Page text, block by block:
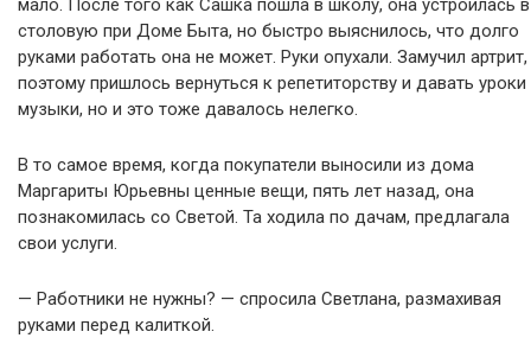
мало. После того как Сашка пошла в школу, она устроилась в
столовую при Доме Быта, но быстро выяснилось, что долго
руками работать она не может. Руки опухали. Замучил артрит,
поэтому пришлось вернуться к репетиторству и давать уроки
музыки, но и это тоже давалось нелегко.
В то самое время, когда покупатели выносили из дома
Маргариты Юрьевны ценные вещи, пять лет назад, она
познакомилась со Светой. Та ходила по дачам, предлагала
свои услуги.
— Работники не нужны? — спросила Светлана, размахивая
руками перед калиткой.